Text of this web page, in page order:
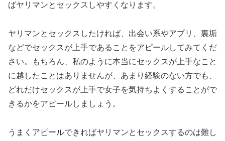
ばヤリマンとセックスしやすくなります。
ヤリマンとセックスしたければ、出会い系やアプリ、裏垢
などでセックスが上手であることをアピールしてみてくだ
さい。もちろん、私のように本当にセックスが上手なこと
に越したことはありませんが、あまり経験のない方でも、
どれだけセックスが上手で女子を気持ちよくすることがで
きるかをアピールしましょう。
うまくアピールできればヤリマンとセックスするのは難し